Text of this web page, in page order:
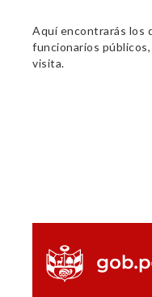
Aquí encontrarás los
funcionarios
visita.